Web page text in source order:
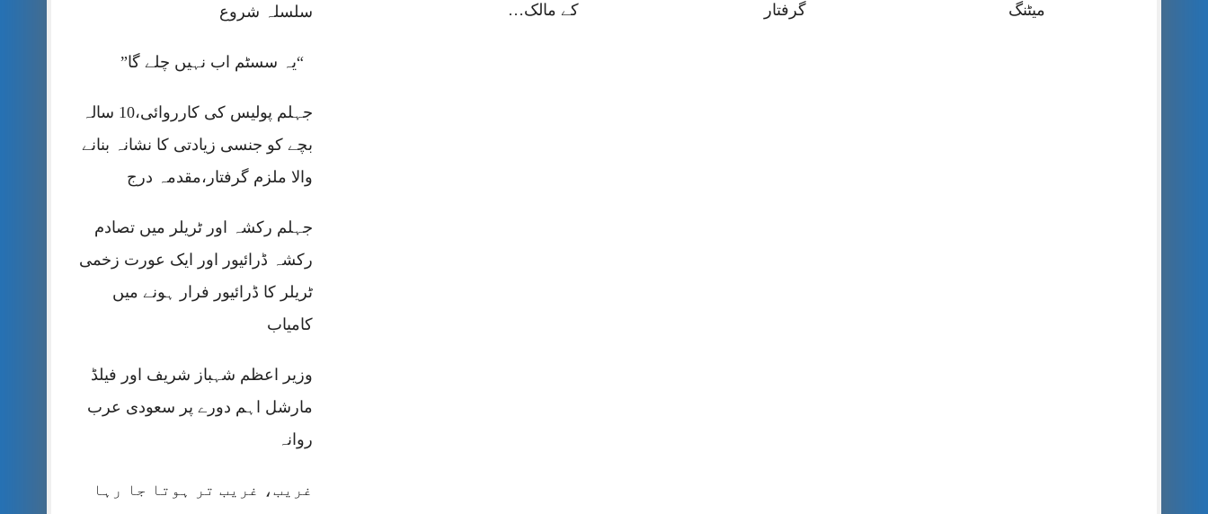
سلسلہ شروع
“یہ سسٹم اب نہیں چلے گا”
جہلم پولیس کی کارروائی،10 سالہ
بچے کو جنسی زیادتی کا نشانہ بنانے
والا ملزم گرفتار،مقدمہ درج
جہلم رکشہ اور ٹریلر میں تصادم
رکشہ ڈرائیور اور ایک عورت زخمی
ٹریلر کا ڈرائیور فرار ہونے میں
کامیاب
وزیر اعظم شہباز شریف اور فیلڈ
مارشل اہم دورے پر سعودی عرب
روانہ
غریب، غریب تر ہوتا جا رہا
میٹنگ
گرفتار
کے مالک…